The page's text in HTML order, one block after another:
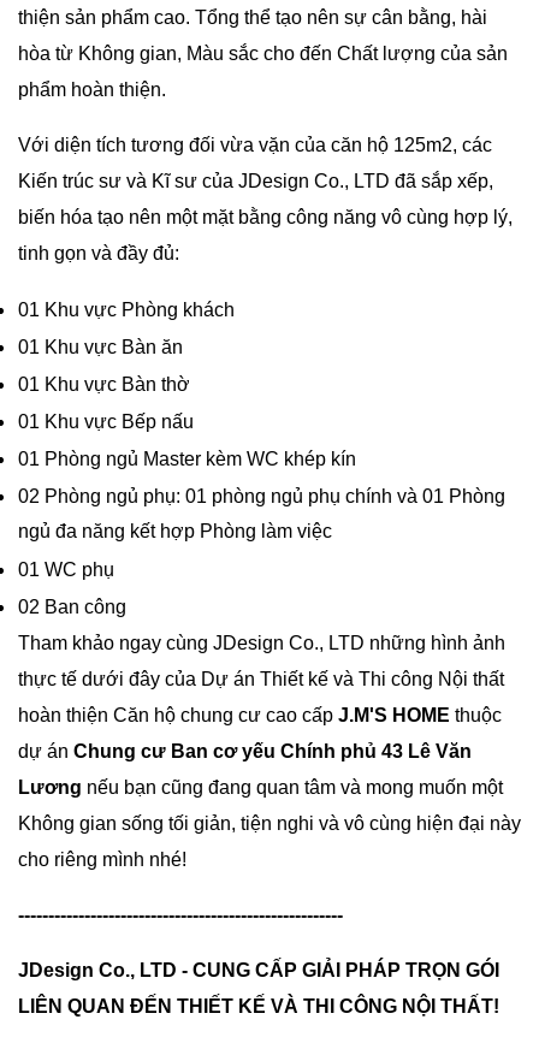
thiện sản phẩm cao. Tổng thể tạo nên sự cân bằng, hài
hòa từ Không gian, Màu sắc cho đến Chất lượng của sản
phẩm hoàn thiện.
Với diện tích tương đối vừa vặn của căn hộ 125m2, các
Kiến trúc sư và Kĩ sư của JDesign Co., LTD đã sắp xếp,
biến hóa tạo nên một mặt bằng công năng vô cùng hợp lý,
tinh gọn và đầy đủ:
01 Khu vực Phòng khách
01 Khu vực Bàn ăn
01 Khu vực Bàn thờ
01 Khu vực Bếp nấu
01 Phòng ngủ Master kèm WC khép kín
02 Phòng ngủ phụ: 01 phòng ngủ phụ chính và 01 Phòng
ngủ đa năng kết hợp Phòng làm việc
01 WC phụ
02 Ban công
Tham khảo ngay cùng JDesign Co., LTD những hình ảnh
thực tế dưới đây của Dự án Thiết kế và Thi công Nội thất
hoàn thiện Căn hộ chung cư cao cấp J.M'S HOME thuộc
dự án Chung cư Ban cơ yếu Chính phủ 43 Lê Văn
Lương nếu bạn cũng đang quan tâm và mong muốn một
Không gian sống tối giản, tiện nghi và vô cùng hiện đại này
cho riêng mình nhé!
------------------------------------------------------
JDesign Co., LTD - CUNG CẤP GIẢI PHÁP TRỌN GÓI
LIÊN QUAN ĐẾN THIẾT KẾ VÀ THI CÔNG NỘI THẤT!